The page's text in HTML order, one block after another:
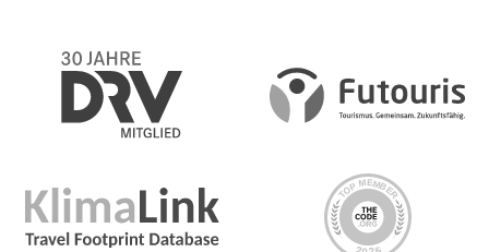
Day 6 Potosí
Get out and explore Potosí on a free day. Choose to
take an excursion to the Potosí Mines led by former
miners, visit the Casa de la Moneda or wander the
Day 7 Potosí/Uyuni